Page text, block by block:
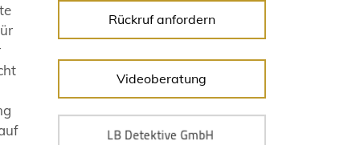
Rückruf anfordern
Videoberatung